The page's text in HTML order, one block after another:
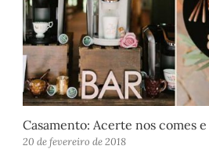
Casamento: Acerte nos comes
20 de fevereiro de 2018